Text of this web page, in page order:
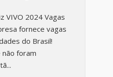
VIVO 2024 Vagas
fornece vagas
do Brasil!
não foram